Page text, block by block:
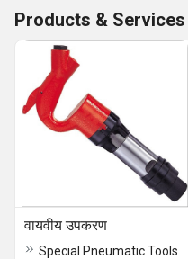
Products & Services
वायवीय उपकरण
Special Pneumatic Tools